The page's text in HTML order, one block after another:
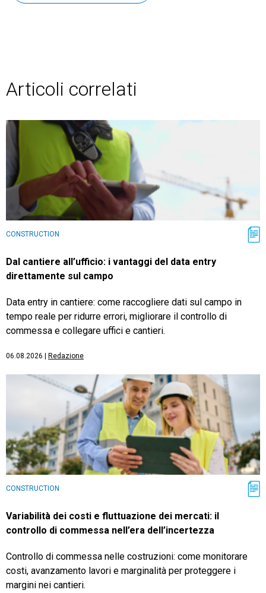
Articoli correlati
CONSTRUCTION
Dal cantiere all’ufficio: i vantaggi del data entry
direttamente sul campo
Data entry in cantiere: come raccogliere dati sul campo in
tempo reale per ridurre errori, migliorare il controllo di
commessa e collegare uffici e cantieri.
06.08.2026 | Redazione
CONSTRUCTION
Variabilità dei costi e fluttuazione dei mercati: il
controllo di commessa nell’era dell’incertezza
Controllo di commessa nelle costruzioni: come monitorare
costi, avanzamento lavori e marginalità per proteggere i
margini nei cantieri.